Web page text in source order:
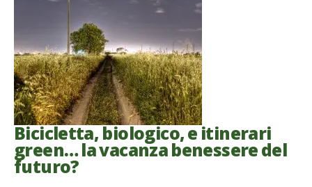
English
Spanish
French
Italiano
Bicicletta, biologico, e itinerari
green… la vacanza benessere del
futuro?